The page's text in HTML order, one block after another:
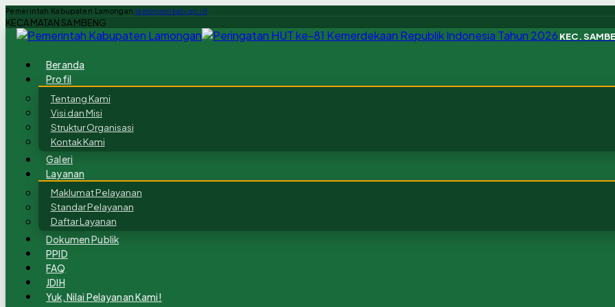
Pemerintah Kabupaten Lamongan lamongankab.go.id
KECAMATAN SAMBENG
KEC.
Beranda
Profil
Tentang Kami
Visi dan Misi
Struktur Organisasi
Kontak Kami
Galeri
Layanan
Maklumat Pelayanan
Standar Pelayanan
Daftar Layanan
Dokumen Publik
PPID
FAQ
JDIH
Yuk, Nilai Pelayanan Kami!